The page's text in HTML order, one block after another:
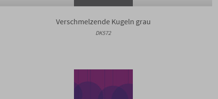
Verschmelzende Kugeln grau
DK572